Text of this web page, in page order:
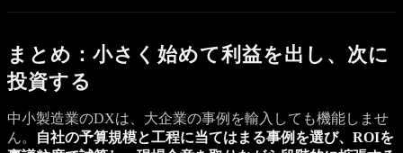
まとめ：小さく始めて利益を出し、次に
投資する
中小製造業のDXは、大企業の事例を輸入しても機能しませ
ん。
自社の予算規模と工程に当てはまる事例を選び、ROIを